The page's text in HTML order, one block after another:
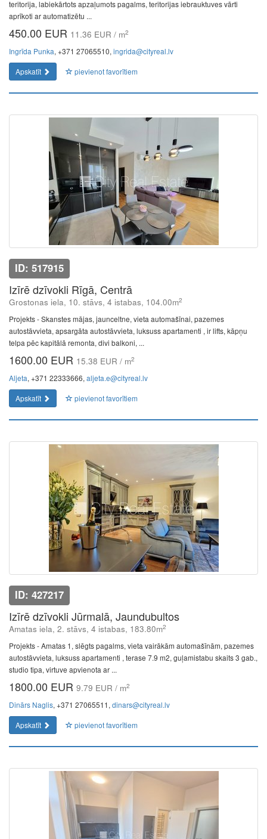
teritorija, labiekārtots apzaļumots pagalms, teritorijas iebrauktuves vārti
aprīkoti ar automatizētu ...
450.00 EUR 11.36 EUR / m2
Ingrīda Punka, +371 27065510, ingrida@cityreal.lv
Apskatīt
pievienot favorītiem
ID: 517915
Izīrē dzīvokli Rīgā, Centrā
Grostonas iela, 10. stāvs, 4 istabas, 104.00m2
Projekts - Skanstes mājas, jaunceltne, vieta automašīnai, pazemes
autostāvvieta, apsargāta autostāvvieta, luksuss apartamenti , ir lifts, kāpņu
telpa pēc kapitālā remonta, divi balkoni, ...
1600.00 EUR 15.38 EUR / m2
Aljeta, +371 22333666, aljeta.e@cityreal.lv
Apskatīt
pievienot favorītiem
ID: 427217
Izīrē dzīvokli Jūrmalā, Jaundubultos
Amatas iela, 2. stāvs, 4 istabas, 183.80m2
Projekts - Amatas 1, slēgts pagalms, vieta vairākām automašīnām, pazemes
autostāvvieta, luksuss apartamenti , terase 7.9 m2, guļamistabu skaits 3 gab.,
studio tipa, virtuve apvienota ar ...
1800.00 EUR 9.79 EUR / m2
Dinārs Naglis, +371 27065511, dinars@cityreal.lv
Apskatīt
pievienot favorītiem